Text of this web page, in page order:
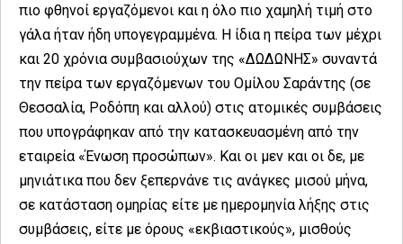
πιο φθηνοί εργαζόμενοι και η όλο πιο χαμηλή τιμή στο
γάλα ήταν ήδη υπογεγραμμένα. Η ίδια η πείρα των μέχρι
και 20 χρόνια συμβασιούχων της «ΔΩΔΩΝΗΣ» συναντά
την πείρα των εργαζόμενων του Ομίλου Σαράντης (σε
Θεσσαλία, Ροδόπη και αλλού) στις ατομικές συμβάσεις
που υπογράφηκαν από την κατασκευασμένη από την
εταιρεία «Ένωση προσώπων». Και οι μεν και οι δε, με
μηνιάτικα που δεν ξεπερνάνε τις ανάγκες μισού μήνα,
σε κατάσταση ομηρίας είτε με ημερομηνία λήξης στις
συμβάσεις, είτε με όρους «εκβιαστικούς», μισθούς